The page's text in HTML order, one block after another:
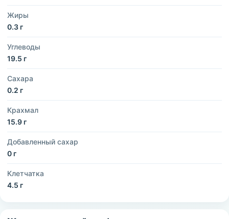
Жиры
0.3 г
Углеводы
19.5 г
Сахара
0.2 г
Крахмал
15.9 г
Добавленный сахар
0 г
Клетчатка
4.5 г